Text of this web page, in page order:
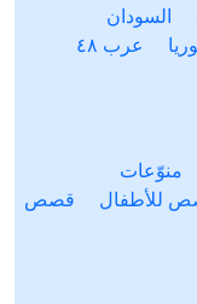
السودان
عرب ٤٨
منوّعات
للأطفال
قصص